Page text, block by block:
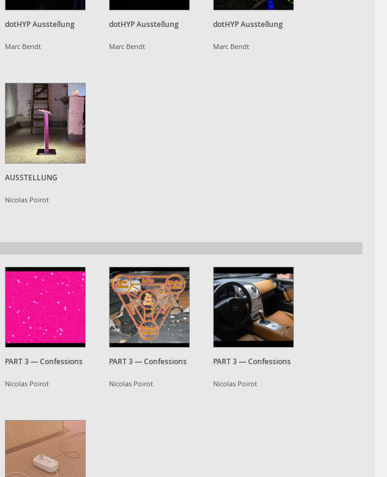
dotHYP Ausstellung
Marc Bendt
dotHYP Ausstellung
Marc Bendt
dotHYP Ausstellung
Marc Bendt
AUSSTELLUNG
Nicolas Poirot
PART 3 — Confessions
Nicolas Poirot
PART 3 — Confessions
Nicolas Poirot
PART 3 — Confessions
Nicolas Poirot